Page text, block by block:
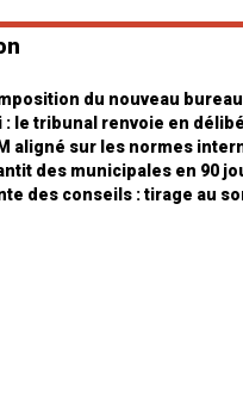
du nouveau
le tribunal renvoie en
aligné sur les normes
des municipales en 90
des conseils : tirage au